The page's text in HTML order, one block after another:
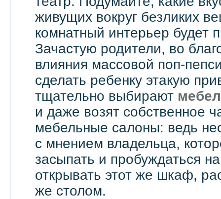
живущих вокруг безликих
комнатный интерьер будет
Зачастую родители, во
влияния массовой поп-
сделать ребенку этакую
тщательно выбирают
и даже возят собственное
мебельные салоны: ведь
с мнением владельца,
засыпать и пробуждаться
открывать этот же шкаф,
же столом.